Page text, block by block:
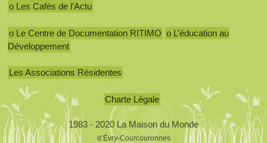
o Les Cafés de l’Actu
o Le Centre de Documentation RITIMO o L’éducation au
Développement
Les Associations Résidentes
Charte Légale
1983 - 2020 La Maison du Monde
d’Évry-Courcouronnes